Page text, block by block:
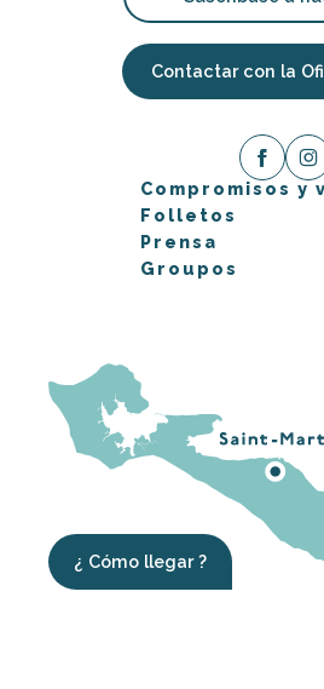
Contactar con la
Compromisos y
Folletos
Prensa
Groupos
¿ Cómo llegar ?